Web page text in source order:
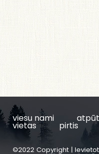
viesu nami
vietas pirtis
©2022 Copyright |